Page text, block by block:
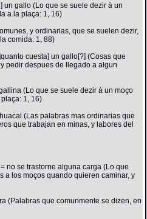
un gallo (Lo que se suele dezir à un
a la plaça: 1, 16)
y ordinarias, que se suelen dezir,
comida: 1, 88)
cuesta] un gallo[?] (Cosas que
pedir despues de llegado a algun
(Lo que se suele dezir à un moço
1, 16)
(Las palabras mas ordinarias que
que trabajan en minas, y labores del
= no se trastorne alguna carga (Lo que
a los moços quando quieren caminar, y
(Palabras que comunmente se dizen, en